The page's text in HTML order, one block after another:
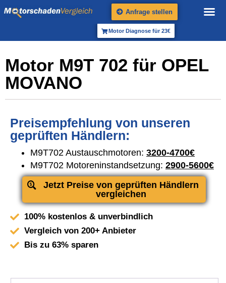
Anfrage stellen
Motor Diagnose für 23€
Motor M9T 702 für OPEL
MOVANO
Preisempfehlung von unseren
geprüften Händlern:
M9T702 Austauschmotoren: 3200-4700€
M9T702 Motoreninstandsetzung: 2900-5600€
Jetzt Preise von geprüften Händlern
vergleichen
100% kostenlos & unverbindlich
Vergleich von 200+ Anbieter
Bis zu 63% sparen